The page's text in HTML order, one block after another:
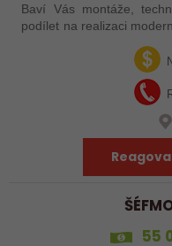
Baví Vás montáže,
podílet na realizaci
servisní technik nebo…
55